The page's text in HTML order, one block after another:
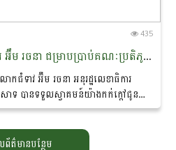
435
លោកជំទាវអនុរដ្ឋលេខាធិការ អ៊ឹម រចនា ជម្រាបប្រាប់គណៈប្រតិភូនាវាសន្តិភាពមេគង្គ-ឡានឆាង ថា៖ «សន្តិភាព ជាគ្រឹះដ៏សំខាន់នៃការអភិរក្សសត្វផ្សោតនៅកម្ពុជា»
ជំទាវ អ៊ឹម រចនា អនុរដ្ឋលេខាធិការ
សាទ បានទទួលស្វាគមន៍យ៉ាងកក់ក្តៅជូន
សន្តិភាពមេគង្គ-ឡានឆាង...
ត៌មានបន្ថែម